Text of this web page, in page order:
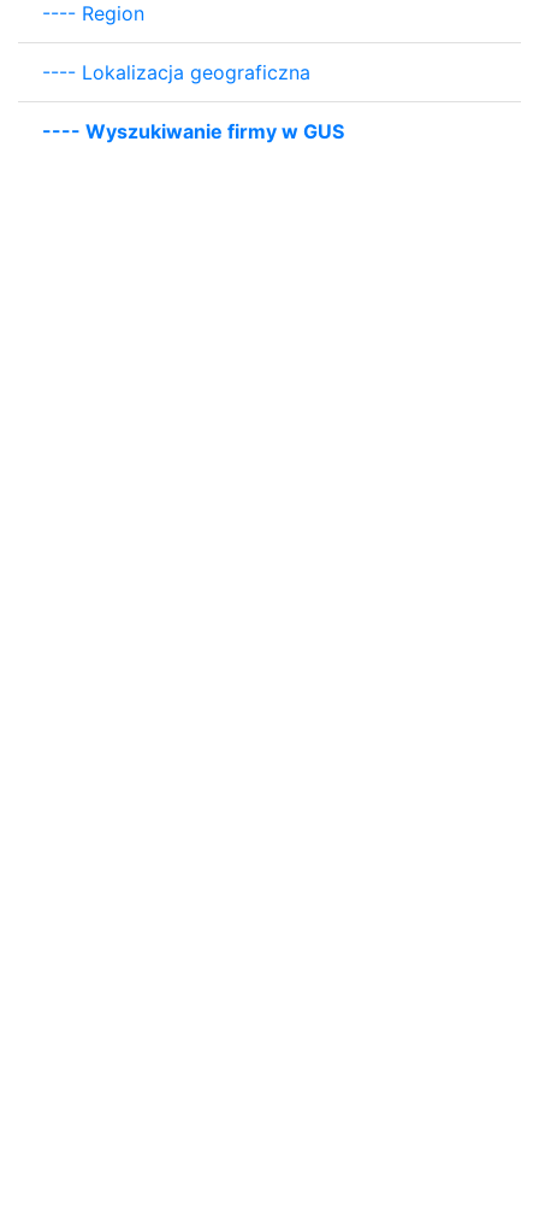
---- Region
---- Lokalizacja geograficzna
---- Wyszukiwanie firmy w GUS